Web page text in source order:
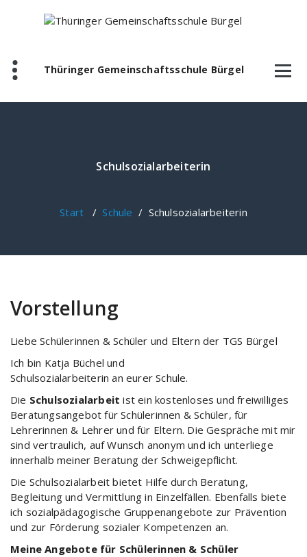
Thüringer Gemeinschaftsschule Bürgel
Schulsozialarbeiterin
Start /Schule / Schulsozialarbeiterin
Vorstellung
Liebe Schülerinnen & Schüler und Eltern der TGS Bürgel
Ich bin Katja Büchel und
Schulsozialarbeiterin an eurer Schule.
Die Schulsozialarbeit ist ein kostenloses und freiwilliges
Beratungsangebot für Schülerinnen & Schüler, für
Lehrerinnen & Lehrer und für Eltern. Die Gespräche mit mir
sind vertraulich, auf Wunsch anonym und ich unterliege
innerhalb meiner Beratung der Schweigepflicht.
Die Schulsozialarbeit bietet Hilfe durch Beratung,
Begleitung und Vermittlung in Einzelfällen. Ebenfalls biete
ich sozialpädagogische Gruppenangebote zur Prävention
und zur Förderung sozialer Kompetenzen an.
Meine Angebote für Schülerinnen & Schüler